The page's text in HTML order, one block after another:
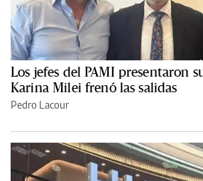
Los jefes del PAMI presentaron
Karina Milei frenó las salidas
Pedro Lacour